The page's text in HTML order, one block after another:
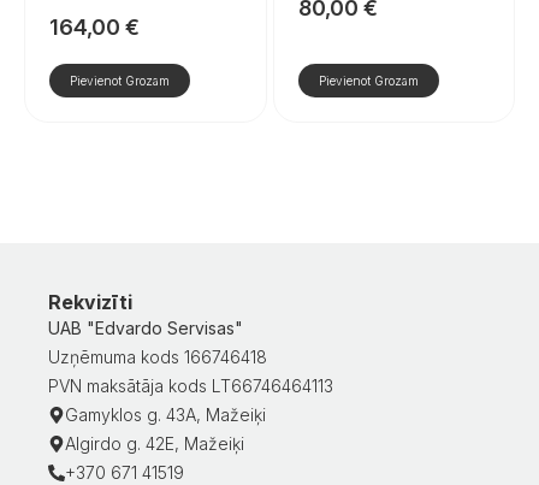
164,00 €
Pievienot Grozam
80,00 €
Pievienot Grozam
Rekvizīti
UAB "Edvardo Servisas"
Uzņēmuma kods 166746418
PVN maksātāja kods LT66746464113
Gamyklos g. 43A, Mažeiķi
Algirdo g. 42E, Mažeiķi
+370 671 41519